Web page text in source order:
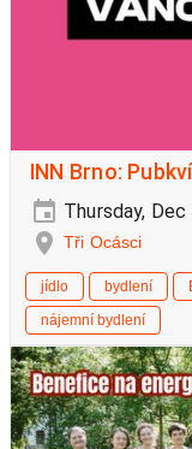
INN Brno:
Thursday,
Tři Ocásci
jídlo bydlení
nájemní bydlení